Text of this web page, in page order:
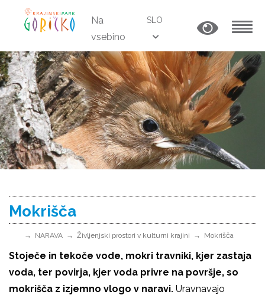
Na
vsebino
SLO
Mokrišča
NARAVA Življenjski prostori v kulturni krajini Mokrišča
Stoječe in tekoče vode, mokri travniki, kjer zastaja
voda, ter povirja, kjer voda privre na površje, so
mokrišča z izjemno vlogo v naravi. Uravnavajo